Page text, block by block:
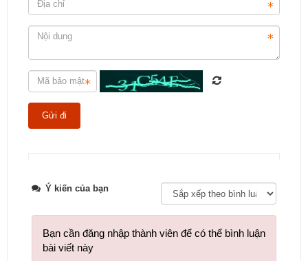
Ý kiến của bạn
Bạn cần đăng nhập thành viên để có thể bình luận
bài viết này